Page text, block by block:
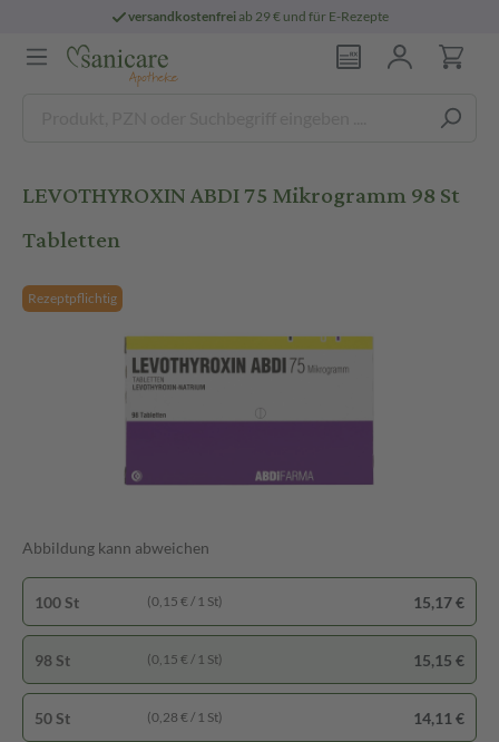
versandkostenfreiab 29 € und für E-Rezepte
LEVOTHYROXIN ABDI 75 Mikrogramm 98 St
Tabletten
Rezeptpflichtig
Abbildung kann abweichen
100 St (0,15 € / 1 St) 15,17 €
98 St (0,15 € / 1 St) 15,15 €
50 St (0,28 € / 1 St) 14,11 €